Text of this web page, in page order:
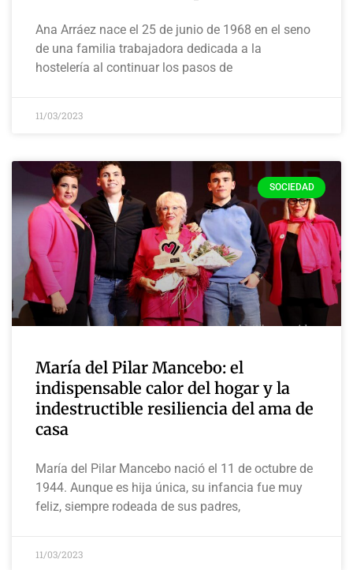
Ana Arráez nace el 25 de junio de 1968 en el seno
de una familia trabajadora dedicada a la
hostelería al continuar los pasos de
11/03/2023
SOCIEDAD
María del Pilar Mancebo: el
indispensable calor del hogar y la
indestructible resiliencia del ama de
casa
María del Pilar Mancebo nació el 11 de octubre de
1944. Aunque es hija única, su infancia fue muy
feliz, siempre rodeada de sus padres,
11/03/2023